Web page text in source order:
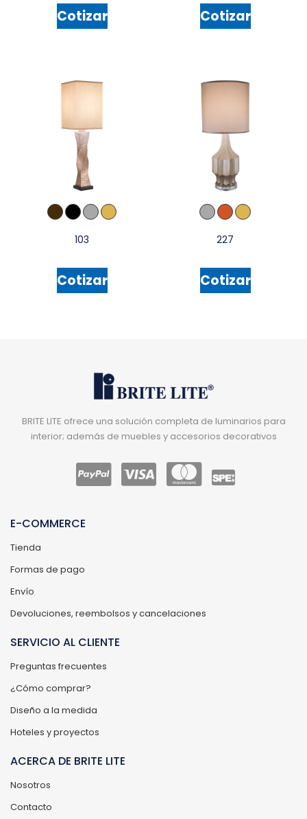
Cotizar Cotizar
103
Cotizar
227
Cotizar
BRITE LITE ofrece una solución completa de luminarios para
interior; además de muebles y accesorios decorativos
E-COMMERCE
Tienda
Formas de pago
Envío
Devoluciones, reembolsos y cancelaciones
SERVICIO AL CLIENTE
Preguntas frecuentes
¿Cómo comprar?
Diseño a la medida
Hoteles y proyectos
ACERCA DE BRITE LITE
Nosotros
Contacto